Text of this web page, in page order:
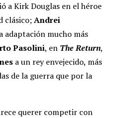
a Kirk Douglas en el héroe
clásico;Andrei
adaptación mucho más
Pasolini, en The Return,
a un rey envejecido, más
de la guerra que por la
querer competir con